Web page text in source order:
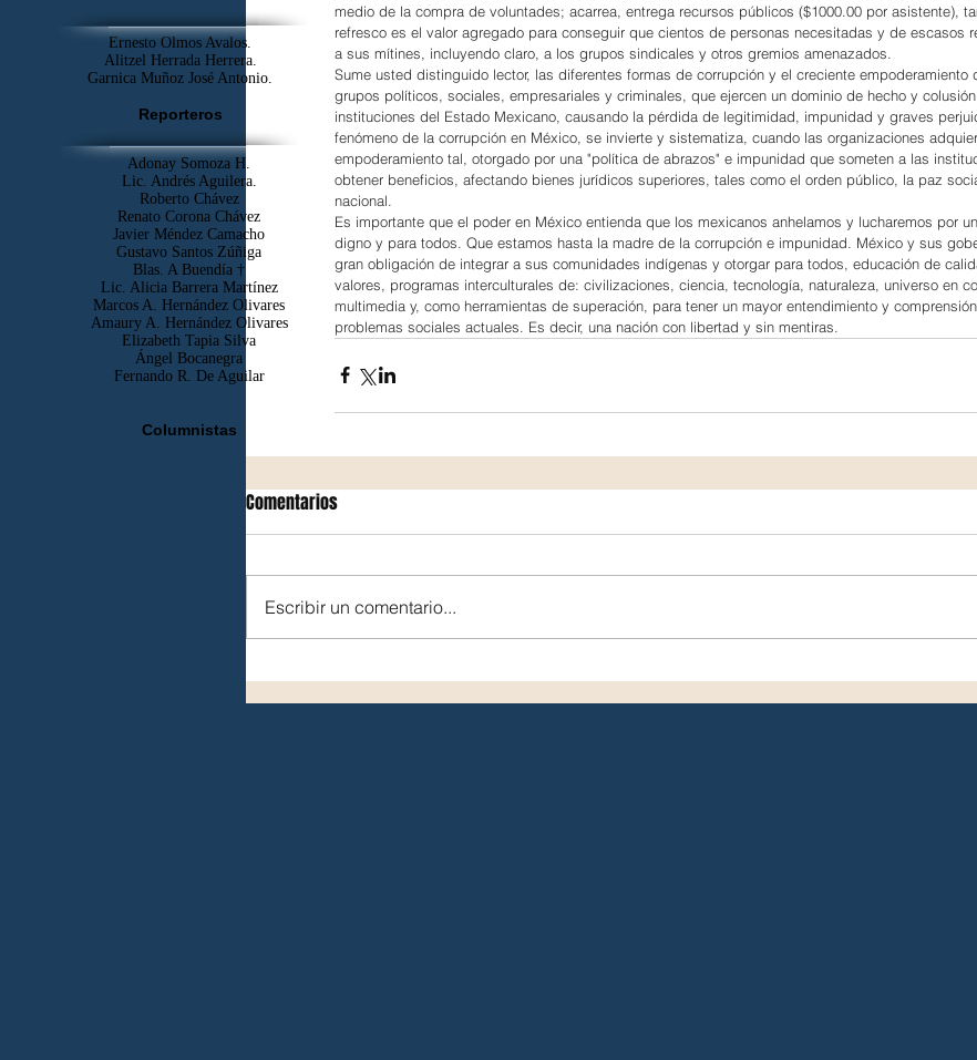
medio de la compra de voluntades; acarrea, entrega recursos públicos ($1000.00 por asistente),
refresco es el valor agregado para conseguir que cientos de personas necesitadas y de escasos
a sus mítines, incluyendo claro, a los grupos sindicales y otros gremios amenazados.
Sume usted distinguido lector, las diferentes formas de corrupción y el creciente empoderamiento
grupos políticos, sociales, empresariales y criminales, que ejercen un dominio de hecho y
instituciones del Estado Mexicano, causando la pérdida de legitimidad, impunidad y graves
fenómeno de la corrupción en México, se invierte y sistematiza, cuando las organizaciones
empoderamiento tal, otorgado por una "política de abrazos" e impunidad que someten a las
obtener beneficios, afectando bienes jurídicos superiores, tales como el orden público, la paz
nacional.
Es importante que el poder en México entienda que los mexicanos anhelamos y lucharemos por
digno y para todos. Que estamos hasta la madre de la corrupción e impunidad. México y sus
gran obligación de integrar a sus comunidades indígenas y otorgar para todos, educación de
valores, programas interculturales de: civilizaciones, ciencia, tecnología, naturaleza, universo en
multimedia y, como herramientas de superación, para tener un mayor entendimiento y
problemas sociales actuales. Es decir, una nación con libertad y sin mentiras.
Comentarios
Escribir un comentario...
Ernesto Olmos Avalos.
Alitzel Herrada Herrera.
Garnica Muñoz José Antonio.
Reporteros
Adonay Somoza H.
Lic. Andrés Aguilera.
Roberto Chávez
Renato Corona Chávez
Javier Méndez Camacho
Gustavo Santos Zúñiga
Blas. A Buendía †
​Lic. Alicia Barrera Martínez
Marcos A. Hernández Olivares
Amaury A. Hernández Olivares
Elizabeth Tapia Silva
Ángel Bocanegra
Fernando R. De Aguilar
Columnistas